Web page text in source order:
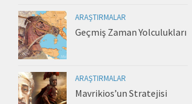
ARAŞTIRMALAR
Geçmiş Zaman Yolculukları
ARAŞTIRMALAR
Mavrikios’un Stratejisi